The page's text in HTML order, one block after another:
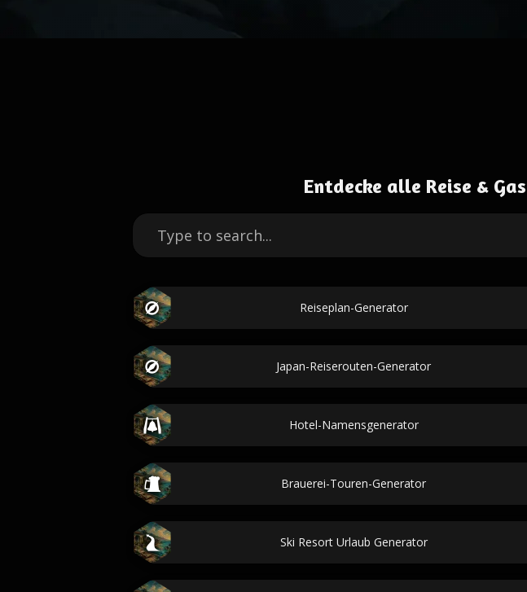
Entdecke alle Reise &
Reiseplan-Generator
Japan-Reiserouten-Generator
Hotel-Namensgenerator
Brauerei-Touren-Generator
Ski Resort Urlaub Generator